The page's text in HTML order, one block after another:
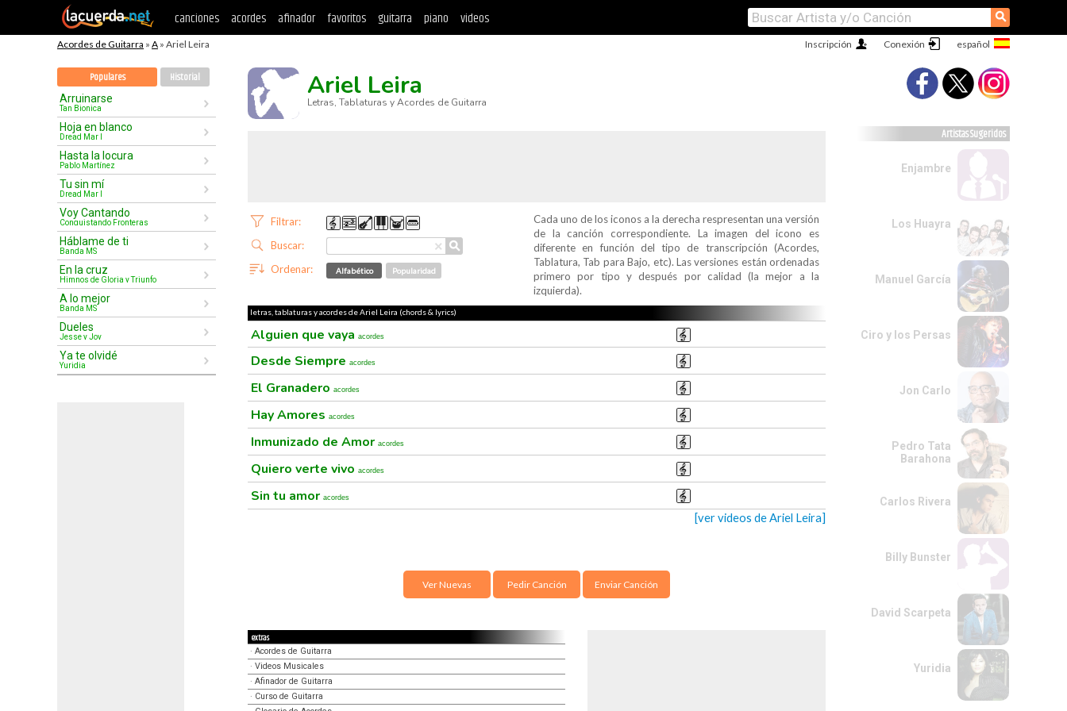
canciones acordes afinador favoritos guitarra piano videos ⚲
Acordes de Guitarra » A » Ariel Leira Conexión
Inscripción
Populares Historial
Arruinarse
Tan Bionica
Hoja en blanco
Dread Mar I
Hasta la locura
Pablo Martínez
Tu sin mí
Dread Mar I
Voy Cantando
Conquistando Fronteras
Háblame de ti
Banda MS
En la cruz
Himnos de Gloria y Triunfo
A lo mejor
Banda MS
Dueles
Jesse y Joy
Ya te olvidé
Yuridia
Ariel Leira
Letras, Tablaturas y Acordes de Guitarra
Filtrar:
×
Buscar: ⚲
Ordenar: Alfabético Popularidad
Cada uno de los iconos a la derecha respresentan una versión
de la canción correspondiente. La imagen del icono es
diferente en función del tipo de transcripción (Acordes,
Tablatura, Tab para Bajo, etc). Las versiones están ordenadas
primero por tipo y después por calidad (la mejor a la
izquierda).
letras, tablaturas y acordes de Ariel Leira (chords & lyrics)
Alguien que vaya acordes
Desde Siempre acordes
El Granadero acordes
Hay Amores acordes
Inmunizado de Amor acordes
Quiero verte vivo acordes
Sin tu amor acordes
[ver videos de Ariel Leira]
Ver Nuevas Pedir Canción Enviar Canción
extras
· Acordes de Guitarra
· Videos Musicales
· Afinador de Guitarra
· Curso de Guitarra
Artistas Sugeridos
Enjambre
Los Huayra
Manuel García
Ciro y los Persas
Jon Carlo
Pedro Tata
Barahona
Carlos Rivera
Billy Bunster
David Scarpeta
Yuridia